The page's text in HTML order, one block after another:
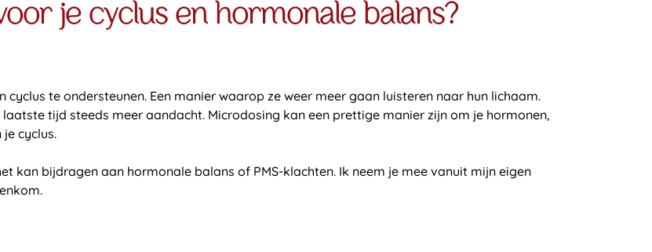
je cyclus en hormonale balans?
te ondersteunen. Een manier waarop ze weer meer gaan luisteren naar hun lichaam.
tijd steeds meer aandacht. Microdosing kan een prettige manier zijn om je hormonen,
cyclus.
kan bijdragen aan hormonale balans of PMS-klachten. Ik neem je mee vanuit mijn eigen